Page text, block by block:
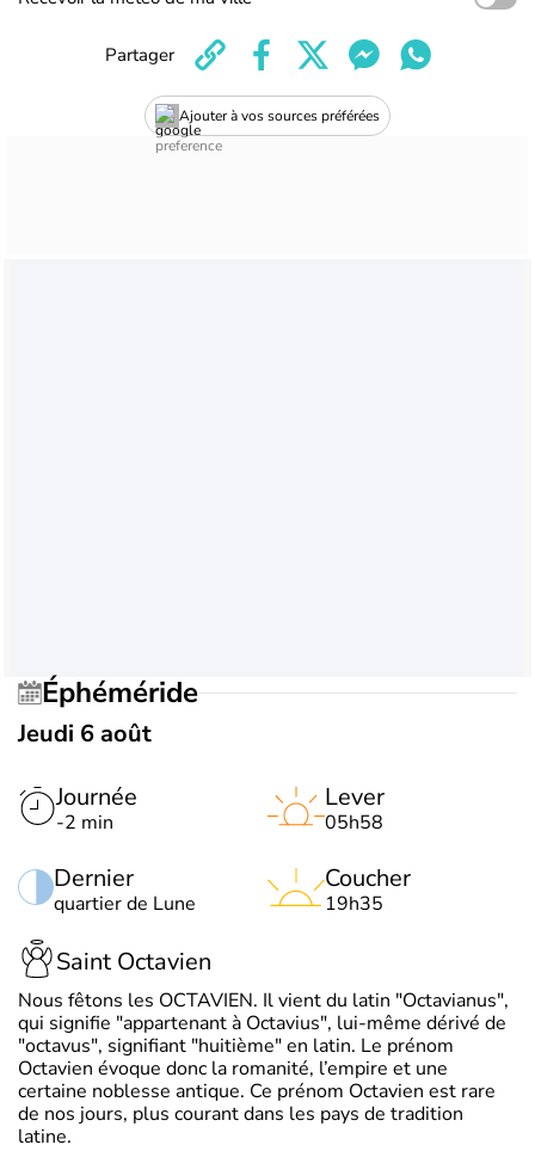
Ajouter à vos sources préférées
Partager
Éphéméride
Jeudi 6 août
Journée
-2 min
Dernier
quartier de Lune
Lever
05h58
Coucher
19h35
Saint Octavien
Nous fêtons les OCTAVIEN. Il vient du latin "Octavianus",
qui signifie "appartenant à Octavius", lui-même dérivé de
"octavus", signifiant "huitième" en latin. Le prénom
Octavien évoque donc la romanité, l’empire et une
certaine noblesse antique. Ce prénom Octavien est rare
de nos jours, plus courant dans les pays de tradition
latine.